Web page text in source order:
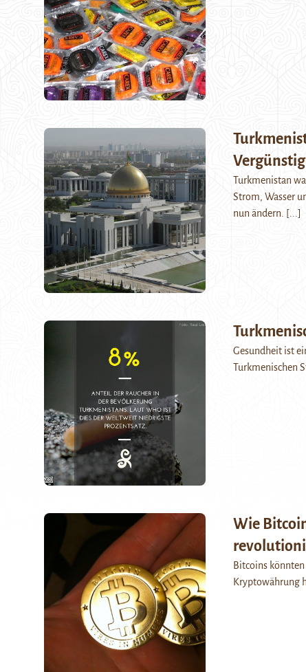
Turkmenistan
Strom, Wasser
nun ändern.
[...]
Gesundheit ist
Turkmenischen
Wie
Bitcoins
Kryptowährung